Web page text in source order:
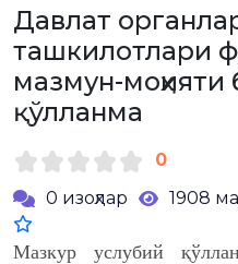
Давлат
ташкилотлари
мазмун-моҳияти
қўлланма
0
0 изоҳлар
1908
Мазкур услубий